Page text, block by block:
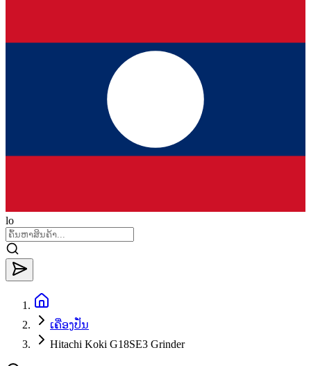
lo
ເຄື່ອງປັ່ນ
Hitachi Koki G18SE3 Grinder